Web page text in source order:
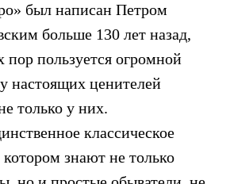
был написан Петром
больше 130 лет назад,
пор пользуется огромной
настоящих ценителей
только у них.
классическое
знают не только